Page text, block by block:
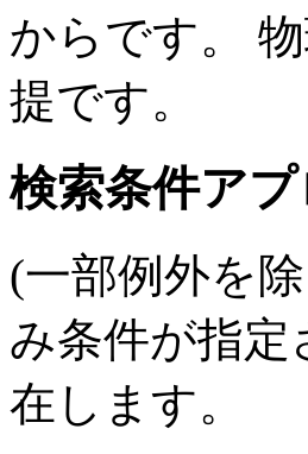
からです。
提です。
検索条件ア
(一部例外を
み条件が指
在します。